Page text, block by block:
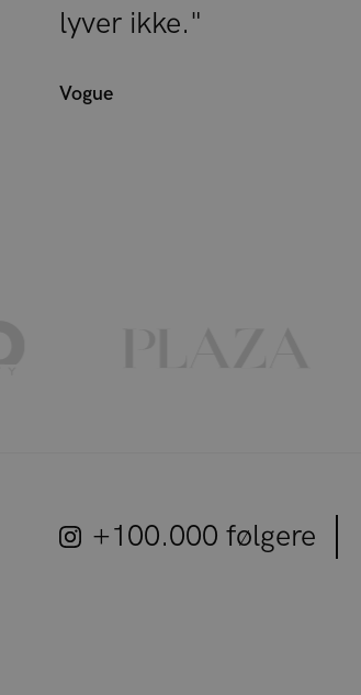
lyver ikke."
Vogue
+100.000 følgere